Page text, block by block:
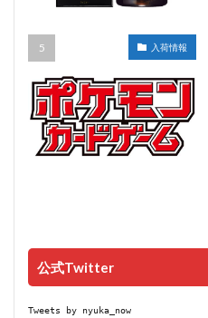
入荷情報
公式Twitter
Tweets by nyuka_now